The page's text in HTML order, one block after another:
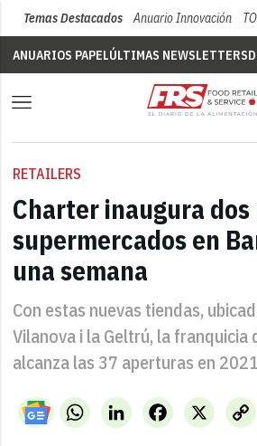
Temas Destacados Anuario Innovación
ANUARIOS PAPELÚLTIMAS NEWSLETTERS
RETAILERS
Charter inaugura dos
supermercados en
una semana
Con estas nuevas tiendas,
Vilanova i la Geltrú, la franquicia
alcanza las 37 aperturas en
WhatsAppLinkedIn X
Facebook